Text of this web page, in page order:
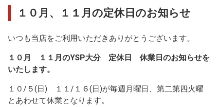
１０月、１１月の定休日のお知らせ
いつも当店をご利用いただきありがとうございます。
１０月 １１月のYSP大分 定休日 休業日のお知らせを
いたします。
１０/５(日) １１/１６(日)が毎週月曜日、第二第四火曜
とあわせて休業となります。